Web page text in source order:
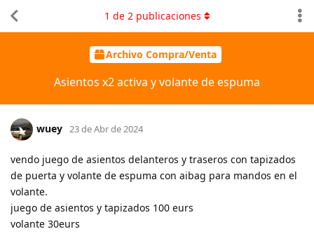
Archivo Compra/Venta
Asientos x2 activa y volante de espuma
1 de 2publicaciones
wuey 23 de Abr de 2024
vendo juego de asientos delanteros y traseros con tapizados
de puerta y volante de espuma con aibag para mandos en el
volante.
juego de asientos y tapizados 100 eurs
volante 30eurs